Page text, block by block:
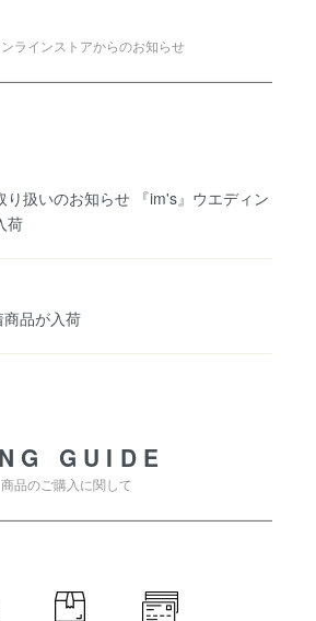
ラインストアからのお知らせ
り扱いのお知らせ 『im's』ウエディン
荷
商品が入荷
GUIDE
品のご購入に関して